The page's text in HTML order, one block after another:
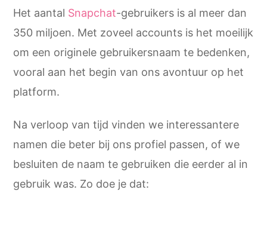
Het aantal Snapchat-gebruikers is al meer dan
350 miljoen. Met zoveel accounts is het moeilijk
om een originele gebruikersnaam te bedenken,
vooral aan het begin van ons avontuur op het
platform.
Na verloop van tijd vinden we interessantere
namen die beter bij ons profiel passen, of we
besluiten de naam te gebruiken die eerder al in
gebruik was. Zo doe je dat: